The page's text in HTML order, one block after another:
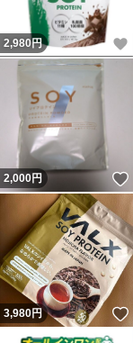
2,980円
2,000円
3,980円